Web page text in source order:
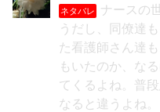
ネタバレ
ナースの
うだし、同僚達
た看護師さん達
もいたのか、な
てくるよね。普
なると違うよね